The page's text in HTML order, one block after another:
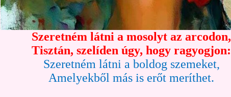
Szeretném látni a mosolyt az arcodon,
Tisztán, szelíden úgy, hogy ragyogjon:
Szeretném látni a boldog szemeket,
Amelyekből más is erőt meríthet.